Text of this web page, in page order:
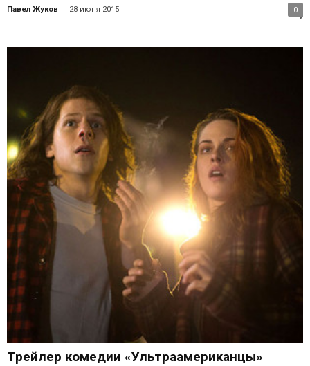
Павел Жуков - 28 июня 2015 0
Трейлер комедии «Ультраамериканцы»